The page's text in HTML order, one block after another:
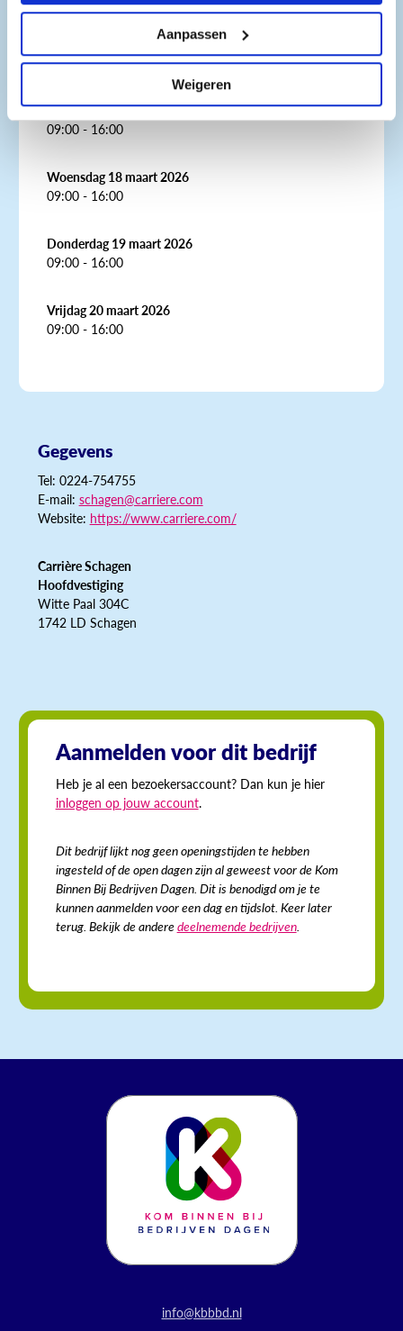
Aanpassen
Weigeren
Hoofdvestiging
Maandag 16 maart 2026
09:00 - 16:00
Dinsdag 17 maart 2026
09:00 - 16:00
Woensdag 18 maart 2026
09:00 - 16:00
Donderdag 19 maart 2026
09:00 - 16:00
Vrijdag 20 maart 2026
09:00 - 16:00
Gegevens
Tel: 0224-754755
E-mail: schagen@carriere.com
Website: https://www.carriere.com/
Carrière Schagen
Hoofdvestiging
Witte Paal 304C
1742 LD Schagen
Aanmelden voor dit bedrijf
Heb je al een bezoekersaccount? Dan kun je hier
inloggen op jouw account.
Dit bedrijf lijkt nog geen openingstijden te hebben
ingesteld of de open dagen zijn al geweest voor de Kom
Binnen Bij Bedrijven Dagen. Dit is benodigd om je te
kunnen aanmelden voor een dag en tijdslot. Keer later
terug. Bekijk de anderedeelnemende bedrijven.
info@kbbbd.nl